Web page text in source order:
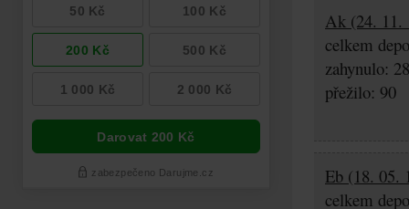
Ak (24. 11.
celkem
zahynulo:
přežilo: 90
Eb (18. 05.
celkem